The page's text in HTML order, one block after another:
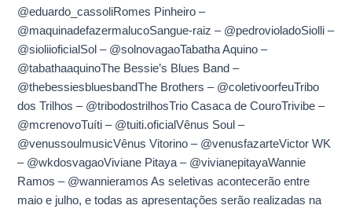
@eduardo_cassoliRomes Pinheiro –
@maquinadefazermalucoSangue-raiz – @pedrovioladoSiolli –
@sioliioficialSol – @solnovagaoTabatha Aquino –
@tabathaaquinoThe Bessie’s Blues Band –
@thebessiesbluesbandThe Brothers – @coletivoorfeuTribo
dos Trilhos – @tribodostrilhosTrio Casaca de CouroTrivibe –
@mcrenovoTuíti – @tuiti.oficialVênus Soul –
@venussoulmusicVênus Vitorino – @venusfazarteVictor WK
– @wkdosvagaoViviane Pitaya – @vivianepitayaWannie
Ramos – @wannieramos As seletivas acontecerão entre
maio e julho, e todas as apresentações serão realizadas na